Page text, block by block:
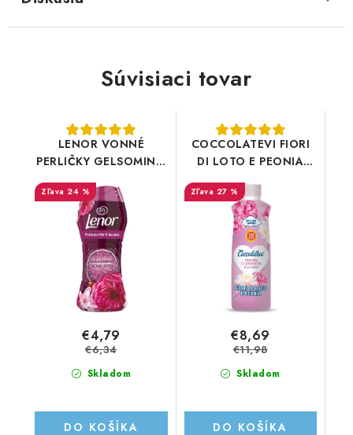
Súvisiaci tovar
LENOR VONNÉ
PERLIČKY GELSOMINO
SCARLATTO 210g
24 %
Skladom
€4,79
€6,34
DO KOŠÍKA
COCCOLATEVI FIORI
DI LOTO E PEONIA
!750ML! - náhrada
aviváže - parfum do
prania
27 %
Skladom
€8,69
€11,98
DO KOŠÍKA